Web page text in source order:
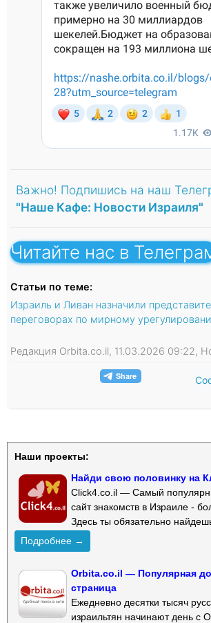
Важно! Подпишись на наш
"Наше Кафе: Новости Израиля"
Читайте нас в
Статьи по теме:
Израиль и Ливан назначили
переговорах по мирному
Редакция Orbita.co.il, 11.03.2026 09:22,
Наши проекты:
Найди свою половинку на
Click4.co.il — Самый
сайт знакомств в Израиле -
Здесь ты обязательно
Подробнее →
Orbita.co.il — Популярная
страница
Ежедневно десятки тысяч
израильтян начинают день с